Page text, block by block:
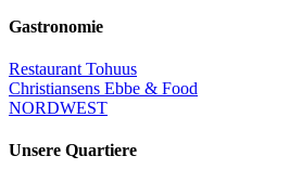
Gastronomie
Restaurant Tohuus
Christiansens Ebbe & Food
NORDWEST
Unsere Quartiere